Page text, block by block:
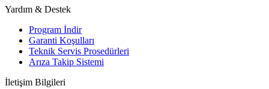
Yardım & Destek
Program İndir
Garanti Koşulları
Teknik Servis Prosedürleri
Arıza Takip Sistemi
İletişim Bilgileri